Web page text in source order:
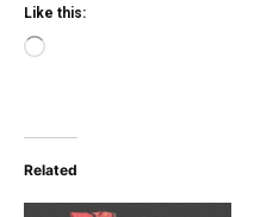
Like this:
L
i
n
Related